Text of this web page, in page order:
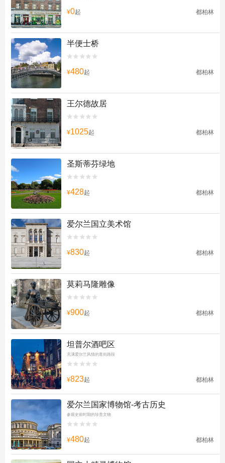
¥0起 都柏林
半便士桥


¥480起 都柏林
王尔德故居


¥1025起 都柏林
圣斯蒂芬绿地


¥428起 都柏林
爱尔兰国立美术馆


¥830起 都柏林
莫莉马隆雕像


¥900起 都柏林
坦普尔酒吧区
充满爱尔兰风情的逛街路段


¥823起 都柏林
爱尔兰国家博物馆-考古历史
参观史前时期的珍贵文物


¥480起 都柏林